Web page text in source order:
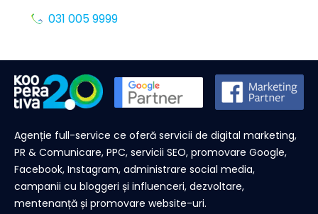
031 005 9999
Agenție full-service ce oferă servicii de digital marketing,
PR & Comunicare, PPC, servicii SEO, promovare Google,
Facebook, Instagram, administrare social media,
campanii cu bloggeri și influenceri, dezvoltare,
mentenanță și promovare website-uri.